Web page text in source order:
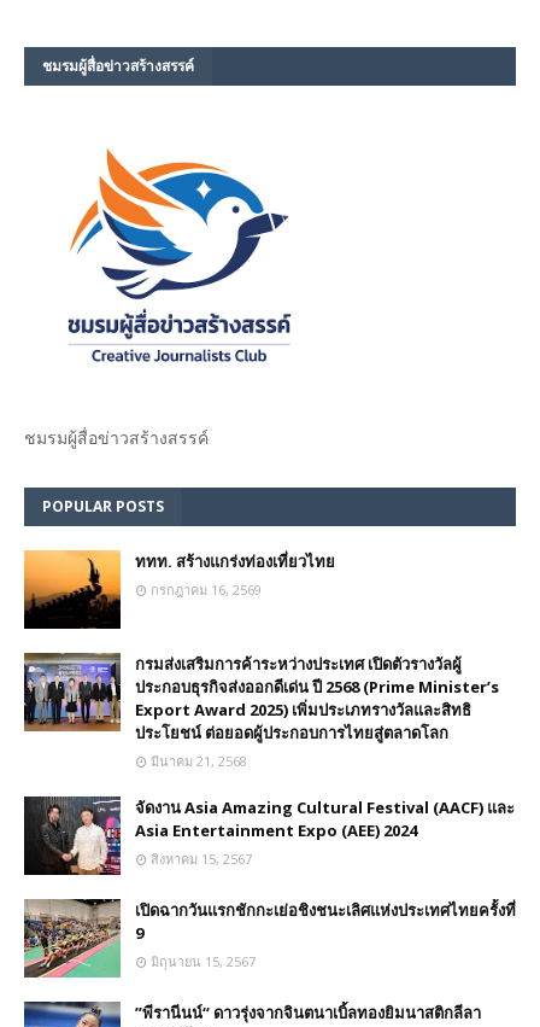
ชมรม​ผู้สื่อข่าวสร้างสรรค์​
ชมรม​ผู้สื่อข่าวสร้างสรรค์​
POPULAR POSTS
ททท. สร้างแกร่งท่องเที่ยวไทย
กรกฎาคม 16, 2569
กรมส่งเสริมการค้าระหว่างประเทศ เปิดตัวรางวัลผู้
ประกอบธุรกิจส่งออกดีเด่น ปี 2568 (Prime Minister’s
Export Award 2025) เพิ่มประเภทรางวัลและสิทธิ
ประโยชน์ ต่อยอดผู้ประกอบการไทยสู่ตลาดโลก
มีนาคม 21, 2568
จัดงาน Asia Amazing Cultural Festival (AACF) และ
Asia Entertainment Expo (AEE) 2024
สิงหาคม 15, 2567
เปิดฉากวันแรกชักกะเย่อชิงชนะเลิศแห่งประเทศไทยครั้งที่
9
มิถุนายน 15, 2567
”พีรานีนน์“​ ดาวรุ่งจากจินตนาเบิ้ลทองยิมนาสติกลีลา